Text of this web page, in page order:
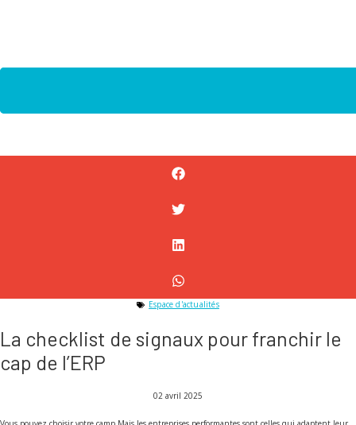
Espace d'actualités
La checklist de signaux pour franchir le
cap de l’ERP
02 avril 2025